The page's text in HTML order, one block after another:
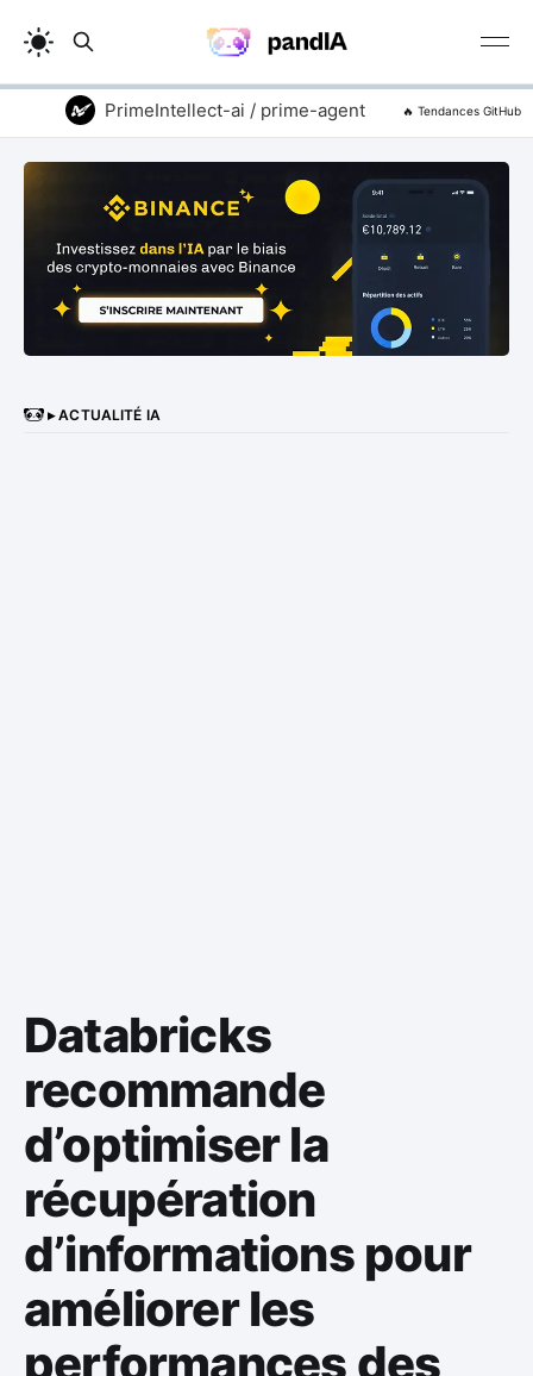
PrimeIntellect-ai / prime-agent vitali87 /
🔥 Tendances GitHub
▸ ACTUALITÉ IA
Databricks
recommande
d’optimiser la
récupération
d’informations pour
améliorer les
performances des